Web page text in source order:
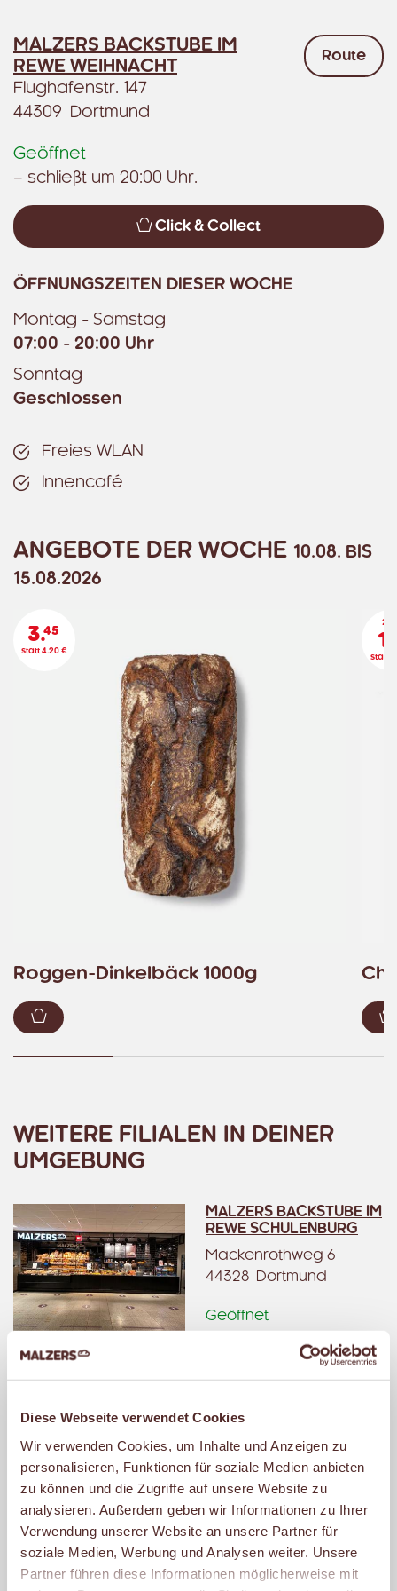
Diese Webseite verwendet Cookies
Wir verwenden Cookies, um Inhalte und Anzeigen zu
personalisieren, Funktionen für soziale Medien anbieten
zu können und die Zugriffe auf unsere Website zu
analysieren. Außerdem geben wir Informationen zu Ihrer
Verwendung unserer Website an unsere Partner für
soziale Medien, Werbung und Analysen weiter. Unsere
Partner führen diese Informationen möglicherweise mit
MALZERS BACKSTUBE IM
REWE WEIHNACHT
Flughafenstr. 147
44309 Dortmund
Route
Geöffnet
– schließt um 20:00 Uhr.
Click & Collect
ÖFFNUNGSZEITEN DIESER WOCHE
Montag - Samstag
07:00 - 20:00 Uhr
Sonntag
Geschlossen
Freies WLAN
Innencafé
ANGEBOTE DER WOCHE 10.08. BIS
15.08.2026
3.45
statt 4.20 €
Roggen-Dinkelbäck 1000g
Zum Warenkorb hinzufügen
2
1.
statt
WEITERE FILIALEN IN DEINER
UMGEBUNG
MALZERS BACKSTUBE IM
REWE SCHULENBURG
Mackenrothweg 6
44328 Dortmund
Geöffnet
NETTO
Rüschebrinkstr. 66
44143 Dortmund
Geöffnet
– schließt um 19:00 Uhr.